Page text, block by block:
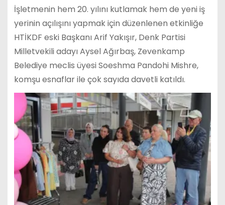
İşletmenin hem 20. yılını kutlamak hem de yeni iş
yerinin açılışını yapmak için düzenlenen etkinliğe
HTİKDF eski Başkanı Arif Yakışır, Denk Partisi
Milletvekili adayı Aysel Ağırbaş, Zevenkamp
Belediye meclis üyesi Soeshma Pandohi Mishre,
komşu esnaflar ile çok sayıda davetli katıldı.